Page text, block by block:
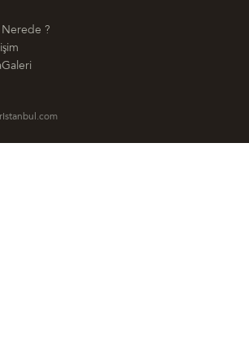
?
Galeri